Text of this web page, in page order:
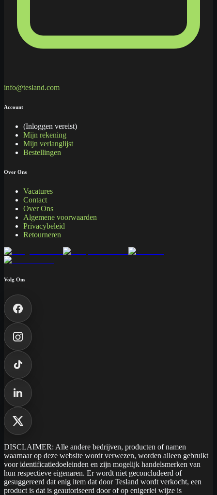
info@tesland.com
Account
(Inloggen vereist)
Mijn rekening
Mijn verlanglijst
Bestellingen
Over Ons
Vacatures
Contact
Over Ons
Algemene voorwaarden
Privacybeleid
Retourneren
Volg Ons
DISCLAIMER: Alle andere bedrijven, producten of namen
waarnaar op deze website wordt verwezen, worden alleen gebruikt
voor identificatiedoeleinden en zijn mogelijk handelsmerken van
hun respectieve eigenaren. Er wordt niet geconcludeerd of
gesuggereerd dat enig item dat door Tesland wordt verkocht, een
product is dat is geautoriseerd door of op enigerlei wijze is